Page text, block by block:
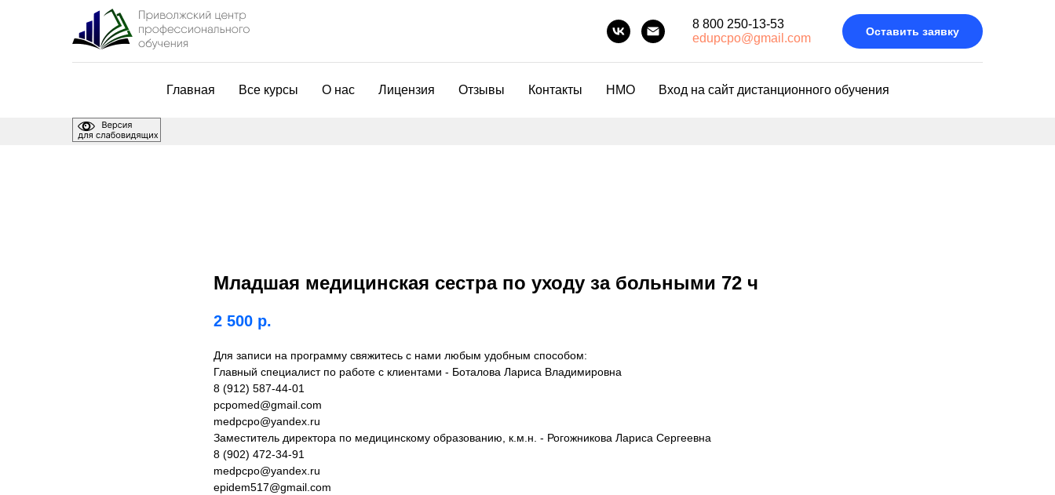
8 800 250-13-53
edupcpo@gmail.com
Оставить заявку
Главная Все курсы О нас Лицензия Отзывы Контакты НМО Вход на сайт дистанционного обучения
Младшая медицинская сестра по уходу за больными 72 ч
2 500 р.
Для записи на программу свяжитесь с нами любым удобным способом:
Главный специалист по работе с клиентами - Боталова Лариса Владимировна
8 (912) 587-44-01
pcpomed@gmail.com
medpcpo@yandex.ru
Заместитель директора по медицинскому образованию, к.м.н. - Рогожникова Лариса Сергеевна
8 (902) 472-34-91
medpcpo@yandex.ru
epidem517@gmail.com